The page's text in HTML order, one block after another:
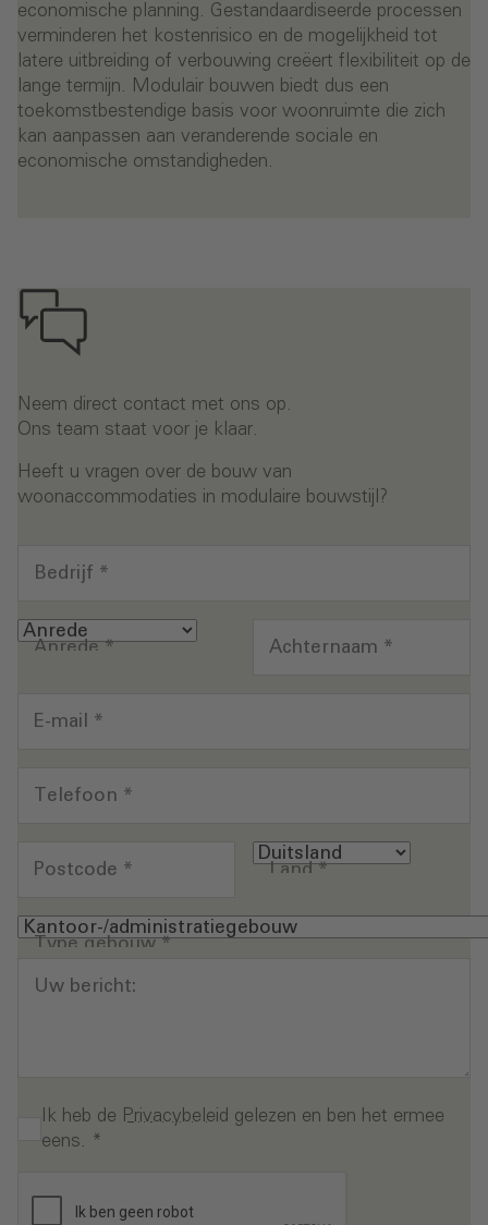
economische planning. Gestandaardiseerde processen
verminderen het kostenrisico en de mogelijkheid tot
latere uitbreiding of verbouwing creëert flexibiliteit op de
lange termijn. Modulair bouwen biedt dus een
toekomstbestendige basis voor woonruimte die zich
kan aanpassen aan veranderende sociale en
economische omstandigheden.
Neem direct contact met ons op.
Ons team staat voor je klaar.
Heeft u vragen over de bouw van
woonaccommodaties in modulaire bouwstijl?
Bedrijf *
Anrede* Achternaam *
E-mail *
Telefoon *
Postcode * Land*
Type gebouw*
Uw bericht:
Ik heb de Privacybeleid gelezen en ben het ermee
eens. *